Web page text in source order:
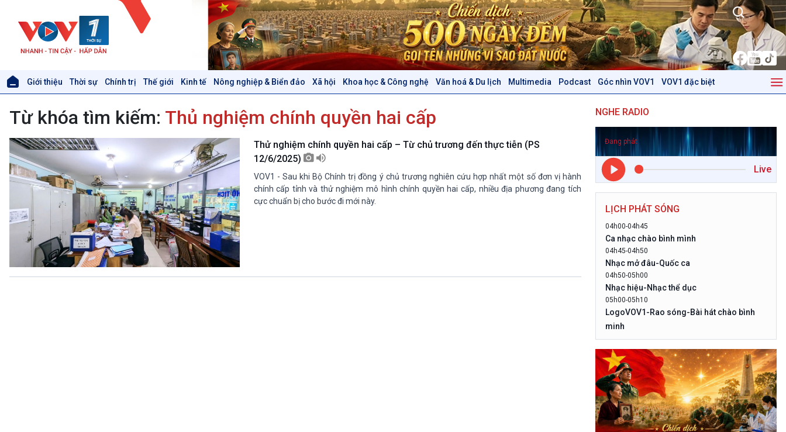
Giới thiệu Thời sự Chính trị Thế giới Kinh tế Nông nghiệp & Biển đảo Xã hội Khoa học & Công nghệ Văn hoá & Du lịch Multimedia Podcast Góc nhìn VOV1 VOV1 đặc biệt
Thời sự 6h
Thời sự 21h30
Bản tin
Chuyên mục
Theo dòng Thời sự
Tin Chính trị
Chính phủ với người dân
Quốc hội với cử tri
Xây dựng đảng
Đảng trong cuộc sống
Nhận diện sự thật
Pháp luật và đời sống
Tin thế giới
Vấn đề quốc tế
Hồ sơ sự kiện quốc tế
Biên cương - Một dải vững
bền
Trước giờ mở cửa
Dòng chảy Kinh tế
Sức sống hàng Việt
Khởi nghiệp
Tuyên chiến với gian lận
đảo
Mùa vàng
Biển đảo Việt Nam
Tâm tình biên giới và hải
đảo
Tìm hiểu biển, đảo Việt
Nam
Xã hội
Tin Đời sống & Xã hội
360 độ Sức khỏe
Khoa học & Công nghệ
Tin Khoa học & Công nghệ
Kết nối công nghệ
Góc nhìn VOV1
10 phút Sự kiện - Luận bàn
Câu chuyện thời sự
Dòng chảy sự kiện
Đối thoại
Chuyện đêm
Từ khóa tìm kiếm: Thủ nghiệm chính quyền hai cấp
Thử nghiệm chính quyền hai cấp – Từ chủ trương đến thực tiễn (PS
12/6/2025)
VOV1 - Sau khi Bộ Chính trị đồng ý chủ trương nghiên cứu hợp nhất một số đơn vị hành
chính cấp tỉnh và thử nghiệm mô hình chính quyền hai cấp, nhiều địa phương đang tích
cực chuẩn bị cho bước đi mới này.
NGHE RADIO
Đang phát
Live
LỊCH PHÁT SÓNG
04h00-04h45
Ca nhạc chào bình mình
04h45-04h50
Nhạc mở đâu-Quốc ca
04h50-05h00
Nhạc hiệu-Nhạc thể dục
05h00-05h10
LogoVOV1-Rao sóng-Bài hát chào bình
minh
05h10-05h20
Bản tin đầu ngày-Thời tiết
05h20-05h50
Mùa vàng
05h50-05h59
Quảng cáo
05h59-06h00
Nhạc top - Báo giờ